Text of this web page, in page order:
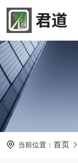
当前位置： 首页